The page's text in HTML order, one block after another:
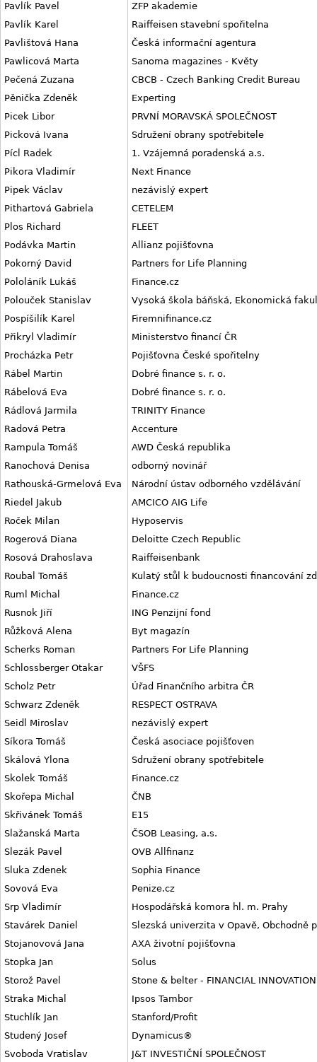
Pavlík Pavel
ZFP akademie
Pavlík Karel
Raiffeisen stavební spořitelna
Pavlištová Hana
Česká informační agentura
Pawlicová Marta
Sanoma magazines - Květy
Pečená Zuzana
CBCB - Czech Banking Credit Bureau
Pěnička Zdeněk
Experting
Picek Libor
PRVNÍ MORAVSKÁ SPOLEČNOST
Picková Ivana
Sdružení obrany spotřebitele
Pícl Radek
1. Vzájemná poradenská a.s.
Pikora Vladimír
Next Finance
Pipek Václav
nezávislý expert
Pithartová Gabriela
CETELEM
Plos Richard
FLEET
Podávka Martin
Allianz pojišťovna
Pokorný David
Partners for Life Planning
Pololáník Lukáš
Finance.cz
Polouček Stanislav
Vysoká škola báňská, Ekonomická
Pospíšilík Karel
Firemnifinance.cz
Přikryl Vladimír
Ministerstvo financí ČR
Procházka Petr
Pojišťovna České spořitelny
Rábel Martin
Dobré finance s. r. o.
Rábelová Eva
Dobré finance s. r. o.
Rádlová Jarmila
TRINITY Finance
Radová Petra
Accenture
Rampula Tomáš
AWD Česká republika
Ranochová Denisa
odborný novinář
Rathouská-Grmelová Eva
Národní ústav odborného vzdělávání
Riedel Jakub
AMCICO AIG Life
Roček Milan
Hyposervis
Rogerová Diana
Deloitte Czech Republic
Rosová Drahoslava
Raiffeisenbank
Roubal Tomáš
Kulatý stůl k budoucnosti financování
Ruml Michal
Finance.cz
Rusnok Jiří
ING Penzijní fond
Růžková Alena
Byt magazín
Scherks Roman
Partners For Life Planning
Schlossberger Otakar
VŠFS
Scholz Petr
Úřad Finančního arbitra ČR
Schwarz Zdeněk
RESPECT OSTRAVA
Seidl Miroslav
nezávislý expert
Síkora Tomáš
Česká asociace pojišťoven
Skálová Ylona
Sdružení obrany spotřebitele
Skolek Tomáš
Finance.cz
Skořepa Michal
ČNB
Skřivánek Tomáš
E15
Slažanská Marta
ČSOB Leasing, a.s.
Slezák Pavel
OVB Allfinanz
Sluka Zdenek
Sophia Finance
Sovová Eva
Penize.cz
Srp Vladimír
Hospodářská komora hl. m. Prahy
Stavárek Daniel
Slezská univerzita v Opavě, Obchodně
Stojanovová Jana
AXA životní pojišťovna
Stopka Jan
Solus
Storož Pavel
Stone & belter - FINANCIAL INNOVATION
Straka Michal
Ipsos Tambor
Stuchlík Jan
Stanford/Profit
Studený Josef
Dynamicus®
Svoboda Vratislav
J&T INVESTIČNÍ SPOLEČNOST